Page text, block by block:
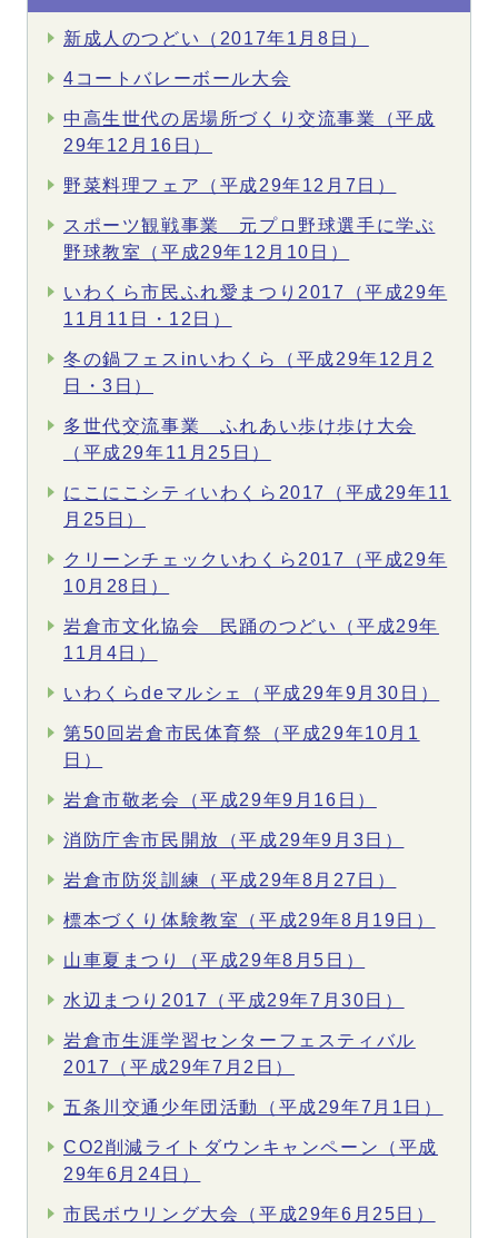
新成人のつどい（2017年1月8日）
4コートバレーボール大会
中高生世代の居場所づくり交流事業（平成
29年12月16日）
野菜料理フェア（平成29年12月7日）
スポーツ観戦事業 元プロ野球選手に学ぶ
野球教室（平成29年12月10日）
いわくら市民ふれ愛まつり2017（平成29年
11月11日・12日）
冬の鍋フェスinいわくら（平成29年12月2
日・3日）
多世代交流事業 ふれあい歩け歩け大会
（平成29年11月25日）
にこにこシティいわくら2017（平成29年11
月25日）
クリーンチェックいわくら2017（平成29年
10月28日）
岩倉市文化協会 民踊のつどい（平成29年
11月4日）
いわくらdeマルシェ（平成29年9月30日）
第50回岩倉市民体育祭（平成29年10月1
日）
岩倉市敬老会（平成29年9月16日）
消防庁舎市民開放（平成29年9月3日）
岩倉市防災訓練（平成29年8月27日）
標本づくり体験教室（平成29年8月19日）
山車夏まつり（平成29年8月5日）
水辺まつり2017（平成29年7月30日）
岩倉市生涯学習センターフェスティバル
2017（平成29年7月2日）
五条川交通少年団活動（平成29年7月1日）
CO2削減ライトダウンキャンペーン（平成
29年6月24日）
市民ボウリング大会（平成29年6月25日）